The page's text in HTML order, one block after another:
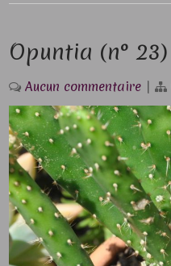
Opuntia (n° 23)
Aucun commentaire |